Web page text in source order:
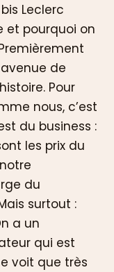
Leclerc
et pourquoi on
de
Pour
nous, c’est
du business :
les prix du
du
surtout :
a un
qui est
voit que très